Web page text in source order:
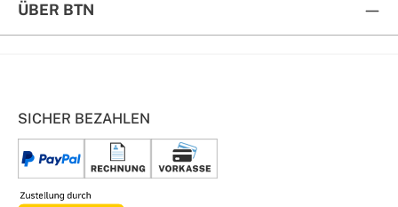
ÜBER BTN
SICHER BEZAHLEN